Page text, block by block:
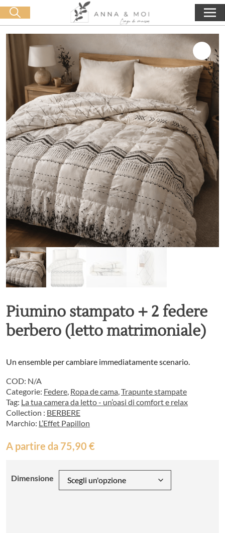
Consegna gratuita a partire da 60€ di acquisto 0,00€
Piumino stampato + 2 federe
berbero (letto matrimoniale)
Un ensemble per cambiare immediatamente scenario.
COD: N/A
Categorie: Federe, Ropa de cama,Trapunte stampate
Tag: La tua camera da letto - un’oasi di comfort e relax
Collection : BERBERE
Marchio: L’Effet Papillon
A partire da 75,90 €
Dimensione